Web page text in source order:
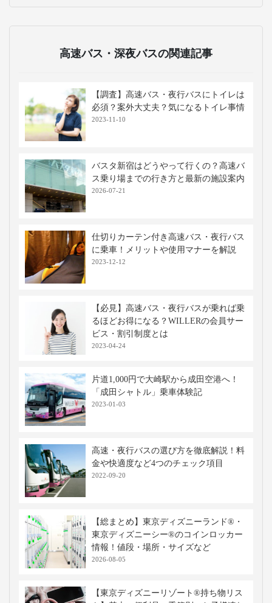
高速バス・深夜バスの関連記事
【調査】高速バス・夜行バスにトイレは
必須？案外大丈夫？気になるトイレ事情
2023-11-10
バスタ新宿はどうやって行くの？高速バ
ス乗り場までの行き方と最新の施設案内
2026-07-21
仕切りカーテン付き高速バス・夜行バス
に乗車！メリットや使用マナーを解説
2023-12-12
【必見】高速バス・夜行バスが乗れば乗
るほどお得になる？WILLERの会員サー
ビス・割引制度とは
2023-04-24
片道1,000円で大崎駅から成田空港へ！
「成田シャトル」乗車体験記
2023-01-03
高速・夜行バスの選び方を徹底解説！料
金や快適度など4つのチェック項目
2022-09-20
【総まとめ】東京ディズニーランド®・
東京ディズニーシー®のコインロッカー
情報！値段・場所・サイズなど
2026-08-05
【東京ディズニーリゾート®持ち物リス